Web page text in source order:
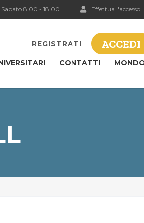
Effettua l'accesso
Sabato 8.00 - 18.00
REGISTRATI ACCEDI
CONTATTI